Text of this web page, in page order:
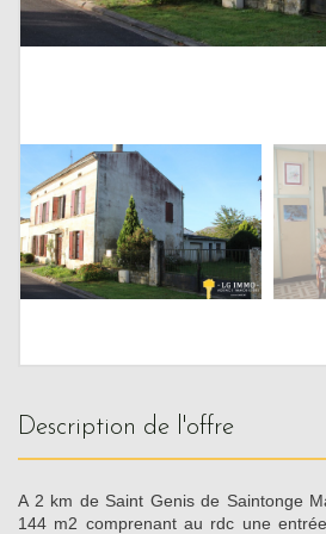
description de l'offre
A 2 km de Saint Genis de Saintonge
144 m2 comprenant au rdc une